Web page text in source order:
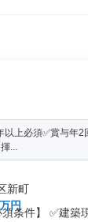
以上必須✅️賞与年
...
新町
円
条件】 ✅️建築